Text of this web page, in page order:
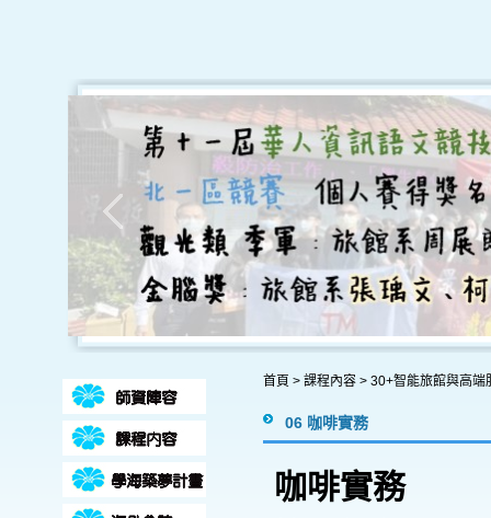
首頁 > 課程內容 > 30+智能旅館與高端
06 咖啡實務
咖啡實務